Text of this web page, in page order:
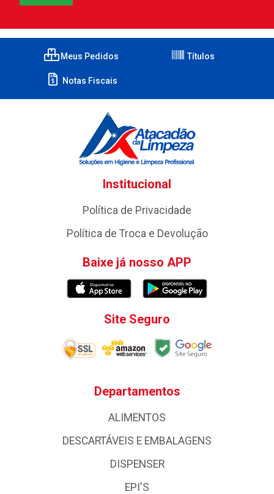
Meus Pedidos Títulos
Notas Fiscais
Institucional
Política de Privacidade
Política de Troca e Devolução
Baixe já nosso APP
Site Seguro
Departamentos
ALIMENTOS
DESCARTÁVEIS E EMBALAGENS
DISPENSER
EPI'S